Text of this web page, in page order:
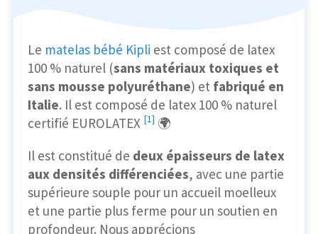
Le matelas bébé Kipli est composé de latex
100 % naturel (sans matériaux toxiques et
sans mousse polyuréthane) et fabriqué en
Italie. Il est composé de latex 100 % naturel
certifié EUROLATEX [1] 🌍
Il est constitué de deux épaisseurs de latex
aux densités différenciées, avec une partie
supérieure souple pour un accueil moelleux
et une partie plus ferme pour un soutien en
profondeur. Nous apprécions